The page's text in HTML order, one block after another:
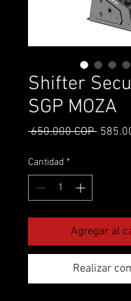
Shifter
SGP MOZA
650.000 COP Precio
Cantidad *
Agregar al
Realizar